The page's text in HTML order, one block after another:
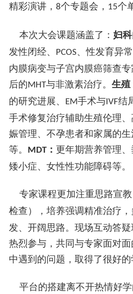
精彩演讲， 8个专题会， 15个
本次大会课题涵盖了：妇
发性闭经、
PCOS、性发育异
内膜病变与子宫内膜癌筛查
后的 MHT与非激素治疗。 生殖
的研究进展、
EM手术与IVF结
手术修复治疗辅助生殖伦理
娠管理、不孕患者和家属的
等。
MDT： 更年期营养管理、
矮小症、女性性功能障碍等。
专家课程更加注重思路宣教
检查），培养强调精准治疗
发、开阔思路。现场互动答
热烈参与，共同与专家面对
中遇到的问题，取得了很好的
平台的搭建离不开热情好